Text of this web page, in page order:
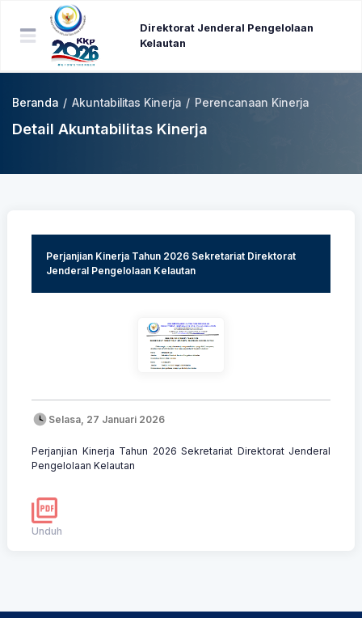
Direktorat Jenderal Pengelolaan
Kelautan
Beranda / Akuntabilitas Kinerja / Perencanaan Kinerja
Detail Akuntabilitas Kinerja
Perjanjian Kinerja Tahun 2026 Sekretariat Direktorat
Jenderal Pengelolaan Kelautan
Selasa, 27 Januari 2026
Perjanjian Kinerja Tahun 2026 Sekretariat Direktorat Jenderal
Pengelolaan Kelautan
Unduh